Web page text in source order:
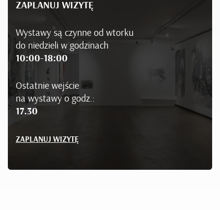
ZAPLANUJ WIZYTĘ
Wystawy są czynne od wtorku
do niedzieli w godzinach
10:00-18:00
Ostatnie wejście
na wystawy o godz.:
17.30
ZAPLANUJ WIZYTĘ